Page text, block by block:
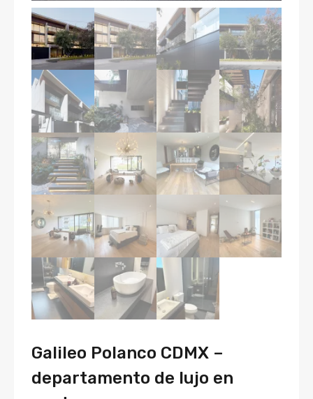
Galileo Polanco CDMX –
departamento de lujo en